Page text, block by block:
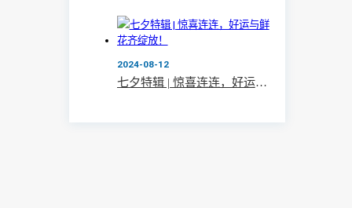
2024-08-12
七夕特辑 | 惊喜连连，好运与鲜花齐绽放！